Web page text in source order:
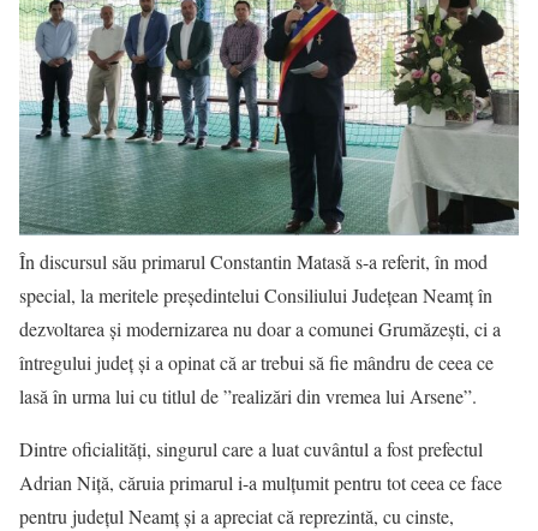
În discursul său primarul Constantin Matasă s-a referit, în mod
special, la meritele președintelui Consiliului Județean Neamț în
dezvoltarea și modernizarea nu doar a comunei Grumăzești, ci a
întregului județ și a opinat că ar trebui să fie mândru de ceea ce
lasă în urma lui cu titlul de ”realizări din vremea lui Arsene”.
Dintre oficialități, singurul care a luat cuvântul a fost prefectul
Adrian Niță, căruia primarul i-a mulțumit pentru tot ceea ce face
pentru județul Neamț și a apreciat că reprezintă, cu cinste,